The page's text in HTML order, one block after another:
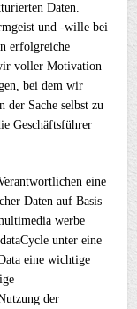
Daten.
und -wille bei
erfolgreiche
voller Motivation
bei dem wir
der Sache selbst zu
Geschäftsführer
eine
Daten auf Basis
werbe
unter eine
eine wichtige
der